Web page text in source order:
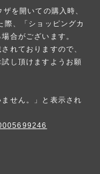
を開いての購入時、
、「ショッピングカ
合がございます。
れておりますので、
し頂けますようお願
せん。」と表示され